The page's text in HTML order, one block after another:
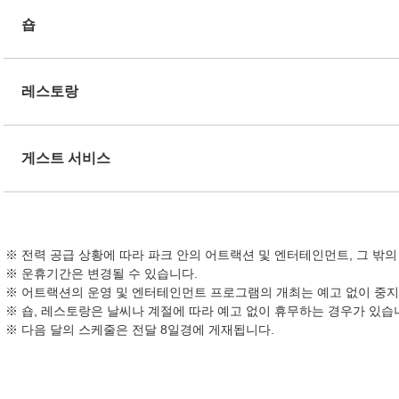
숍
레스토랑
게스트 서비스
전력 공급 상황에 따라 파크 안의 어트랙션 및 엔터테인먼트, 그 밖
운휴기간은 변경될 수 있습니다.
어트랙션의 운영 및 엔터테인먼트 프로그램의 개최는 예고 없이 중
숍, 레스토랑은 날씨나 계절에 따라 예고 없이 휴무하는 경우가 있습
다음 달의 스케줄은 전달 8일경에 게재됩니다.